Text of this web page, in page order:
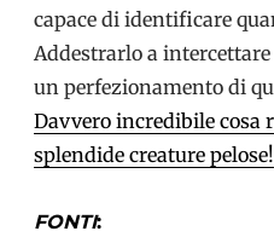
capace di identificare
Addestrarlo a
un perfezionamento di
Davvero incredibile cosa
splendide creature pelose!
FONTI: